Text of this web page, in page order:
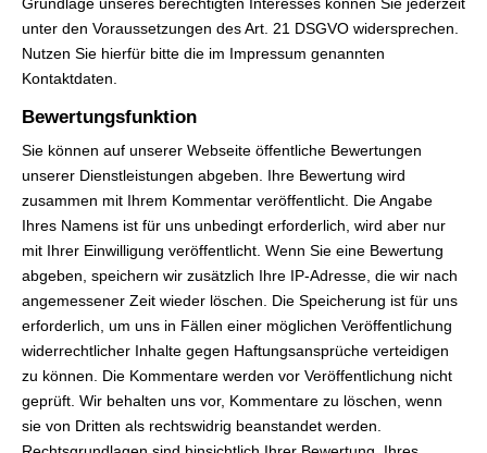
unter den Voraussetzungen des Art. 21 DSGVO widersprechen.
Nutzen Sie hierfür bitte die im Impressum genannten
Kontaktdaten.
Bewertungsfunktion
Sie können auf unserer Webseite öffentliche Bewertungen
unserer Dienstleistungen abgeben. Ihre Bewertung wird
zusammen mit Ihrem Kommentar veröffentlicht. Die Angabe
Ihres Namens ist für uns unbedingt erforderlich, wird aber nur
mit Ihrer Einwilligung veröffentlicht. Wenn Sie eine Bewertung
abgeben, speichern wir zusätzlich Ihre IP-Adresse, die wir nach
angemessener Zeit wieder löschen. Die Speicherung ist für uns
erforderlich, um uns in Fällen einer möglichen Veröffentlichung
widerrechtlicher Inhalte gegen Haftungsansprüche verteidigen
zu können. Die Kommentare werden vor Veröffentlichung nicht
geprüft. Wir behalten uns vor, Kommentare zu löschen, wenn
sie von Dritten als rechtswidrig beanstandet werden.